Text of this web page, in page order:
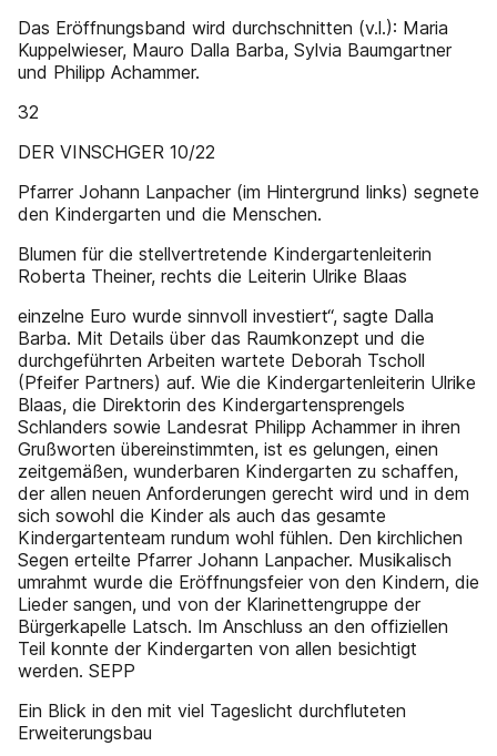
Das Eröffnungsband wird durchschnitten (v.l.): Maria
Kuppelwieser, Mauro Dalla Barba, Sylvia Baumgartner
und Philipp Achammer.
32
DER VINSCHGER 10/22
Pfarrer Johann Lanpacher (im Hintergrund links) segnete
den Kindergarten und die Menschen.
Blumen für die stellvertretende Kindergartenleiterin
Roberta Theiner, rechts die Leiterin Ulrike Blaas
einzelne Euro wurde sinnvoll investiert“, sagte Dalla
Barba. Mit Details über das Raumkonzept und die
durchgeführten Arbeiten wartete Deborah Tscholl
(Pfeifer Partners) auf. Wie die Kindergartenleiterin Ulrike
Blaas, die Direktorin des Kindergartensprengels
Schlanders sowie Landesrat Philipp Achammer in ihren
Grußworten übereinstimmten, ist es gelungen, einen
zeitgemäßen, wunderbaren Kindergarten zu schaffen,
der allen neuen Anforderungen gerecht wird und in dem
sich sowohl die Kinder als auch das gesamte
Kindergartenteam rundum wohl fühlen. Den kirchlichen
Segen erteilte Pfarrer Johann Lanpacher. Musikalisch
umrahmt wurde die Eröffnungsfeier von den Kindern, die
Lieder sangen, und von der Klarinettengruppe der
Bürgerkapelle Latsch. Im Anschluss an den offiziellen
Teil konnte der Kindergarten von allen besichtigt
werden. SEPP
Ein Blick in den mit viel Tageslicht durchfluteten
Erweiterungsbau